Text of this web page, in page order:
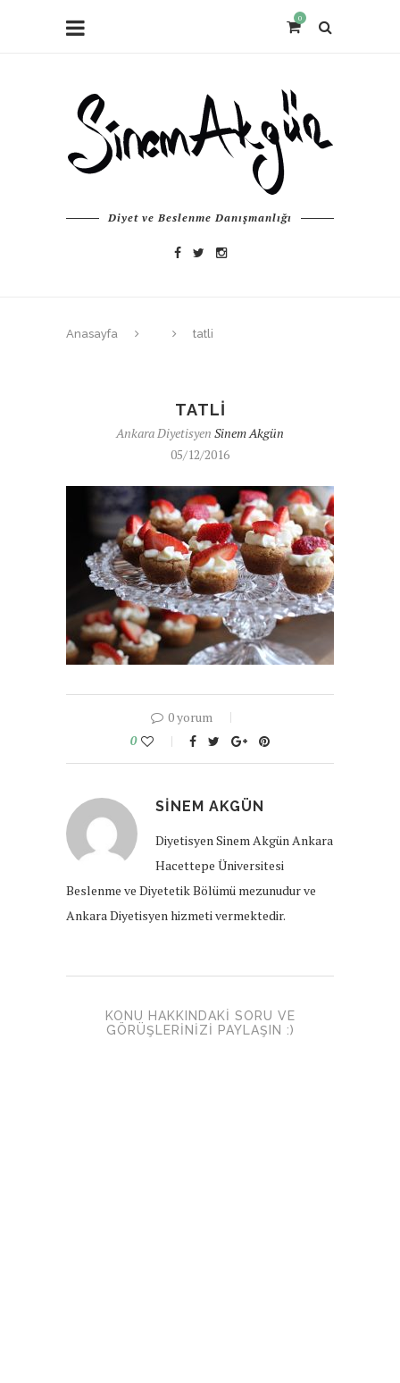
0
Diyet ve Beslenme Danışmanlığı
Anasayfa tatli
TATLI
Ankara Diyetisyen Sinem Akgün
05/12/2016
0 yorum
0
SINEM AKGÜN
Diyetisyen Sinem Akgün Ankara
Hacettepe Üniversitesi
Beslenme ve Diyetetik Bölümü mezunudur ve
Ankara Diyetisyen hizmeti vermektedir.
KONU HAKKINDAKI SORU VE
GÖRÜŞLERINIZI PAYLAŞIN :)